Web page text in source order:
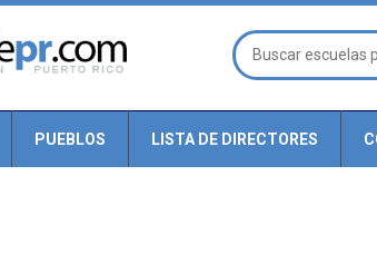
PUEBLOS LISTA DE DIRECTORES